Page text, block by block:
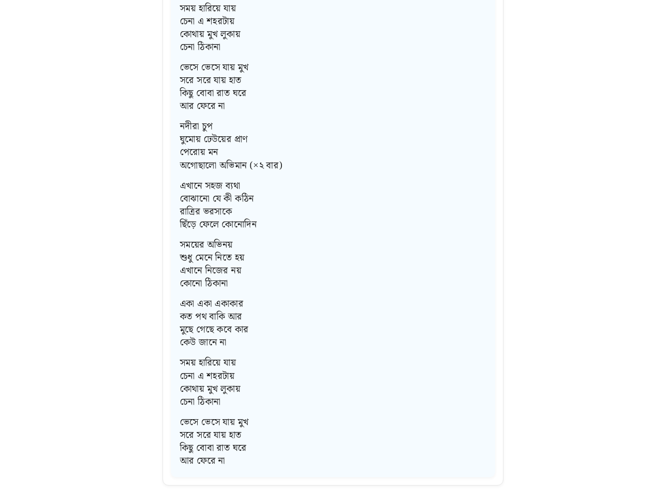
সময় হারিয়ে যায়
চেনা এ শহরটায়
কোথায় মুখ লুকায়
চেনা ঠিকানা
ভেসে ভেসে যায় মুখ
সরে সরে যায় হাত
কিছু বোবা রাত ঘরে
আর ফেরে না
নদীরা চুপ
ঘুমোয় ঢেউয়ের প্রাণ
পেরোয় মন
অগোছালো অভিমান (×২ বার)
এখানে সহজ ব্যথা
বোঝানো যে কী কঠিন
রাত্রির ভরসাকে
ছিঁড়ে ফেলে কোনোদিন
সময়ের অভিনয়
শুধু মেনে নিতে হয়
এখানে নিজের নয়
কোনো ঠিকানা
একা একা একাকার
কত পথ বাকি আর
মুছে গেছে কবে কার
কেউ জানে না
সময় হারিয়ে যায়
চেনা এ শহরটায়
কোথায় মুখ লুকায়
চেনা ঠিকানা
ভেসে ভেসে যায় মুখ
সরে সরে যায় হাত
কিছু বোবা রাত ঘরে
আর ফেরে না